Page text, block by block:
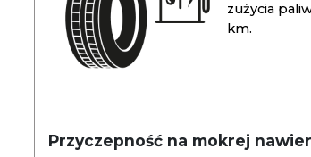
zużycia
km.
Przyczepność na mokrej